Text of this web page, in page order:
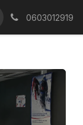
nous
0603012919